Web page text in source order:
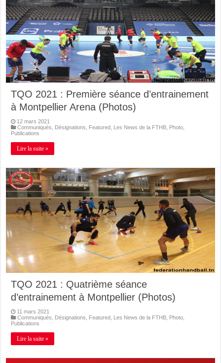
TQO 2021 : Première séance d’entrainement
à Montpellier Arena (Photos)
12 mars 2021
Communiqués
Désignations Featured Les News de la FTHB Photo
Publications
Lire la suite »
TQO 2021 : Quatrième séance
d’entrainement à Montpellier (Photos)
11 mars 2021
Communiqués
Désignations Featured Les News de la FTHB Photo
Publications
Lire la suite »